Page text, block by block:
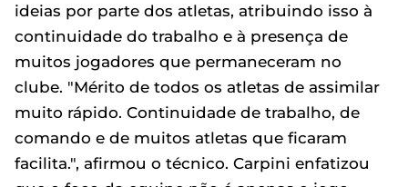
ideias por parte dos atletas, atribuindo isso à
continuidade do trabalho e à presença de
muitos jogadores que permaneceram no
clube. "Mérito de todos os atletas de assimilar
muito rápido. Continuidade de trabalho, de
comando e de muitos atletas que ficaram
facilita.", afirmou o técnico. Carpini enfatizou